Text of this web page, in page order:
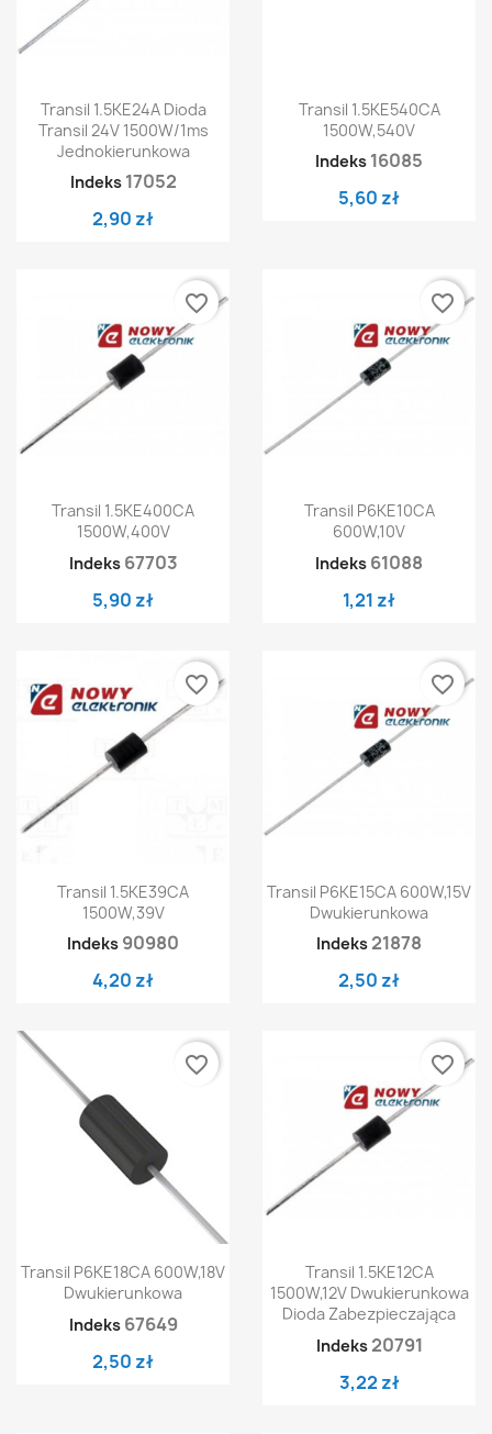
Transil 1.5KE24A Dioda
Transil 24V 1500W/1ms
Jednokierunkowa
Indeks 17052
2,90 zł
Transil 1.5KE540CA
1500W,540V
Indeks 16085
5,60 zł
Transil 1.5KE400CA
1500W,400V
Indeks 67703
5,90 zł
favorite_border
Transil P6KE10CA
600W,10V
Indeks 61088
1,21 zł
favorite_border
Transil 1.5KE39CA
1500W,39V
Indeks 90980
4,20 zł
favorite_border
Transil P6KE15CA 600W,15V
Dwukierunkowa
Indeks 21878
2,50 zł
favorite_border
Transil P6KE18CA 600W,18V
Dwukierunkowa
Indeks 67649
2,50 zł
favorite_border
Transil 1.5KE12CA
1500W,12V Dwukierunkowa
Dioda Zabezpieczająca
Indeks 20791
3,22 zł
favorite_border